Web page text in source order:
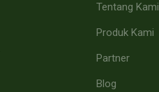
Tentang Kami
Produk Kami
Partner
Blog